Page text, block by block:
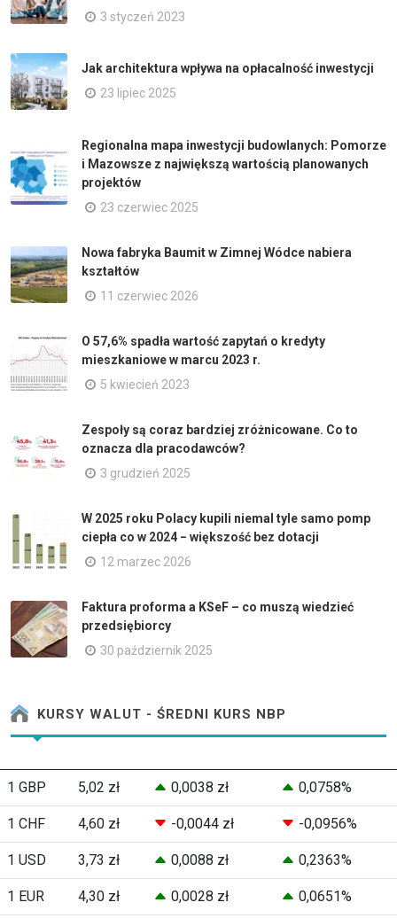
3 styczeń 2023
Jak architektura wpływa na opłacalność inwestycji
23 lipiec 2025
Regionalna mapa inwestycji budowlanych: Pomorze
i Mazowsze z największą wartością planowanych
projektów
23 czerwiec 2025
Nowa fabryka Baumit w Zimnej Wódce nabiera
kształtów
11 czerwiec 2026
O 57,6% spadła wartość zapytań o kredyty
mieszkaniowe w marcu 2023 r.
5 kwiecień 2023
Zespoły są coraz bardziej zróżnicowane. Co to
oznacza dla pracodawców?
3 grudzień 2025
W 2025 roku Polacy kupili niemal tyle samo pomp
ciepła co w 2024 − większość bez dotacji
12 marzec 2026
Faktura proforma a KSeF – co muszą wiedzieć
przedsiębiorcy
30 październik 2025
KURSY WALUT - ŚREDNI KURS NBP
1 GBP 5,02 zł 0,0038 zł 0,0758%
1 CHF 4,60 zł -0,0044 zł -0,0956%
1 USD 3,73 zł 0,0088 zł 0,2363%
1 EUR 4,30 zł 0,0028 zł 0,0651%